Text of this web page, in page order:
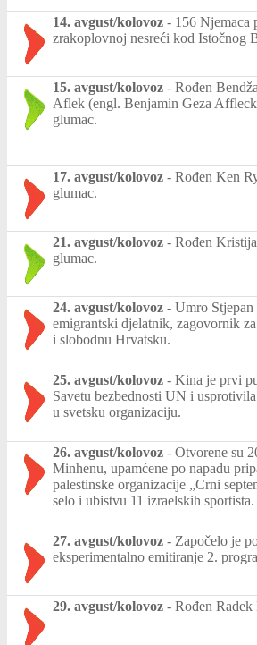
14. avgust/kolovoz - 156 Njemaca
zrakoplovnoj nesreći kod Istočnog
15. avgust/kolovoz - Rođen
Aflek (engl. Benjamin Geza
glumac.
17. avgust/kolovoz - Rođen Ken
glumac.
21. avgust/kolovoz - Rođen
glumac.
24. avgust/kolovoz - Umro Stjepan
emigrantski djelatnik, zagovornik
i slobodnu Hrvatsku.
25. avgust/kolovoz - Kina je prvi
Savetu bezbednosti UN i
u svetsku organizaciju.
26. avgust/kolovoz - Otvorene su
Minhenu, upamćene po napadu
palestinske organizacije „Crni
selo i ubistvu 11 izraelskih sportista.
27. avgust/kolovoz - Započelo je
eksperimentalno emitiranje 2.
29. avgust/kolovoz - Rođen Radek